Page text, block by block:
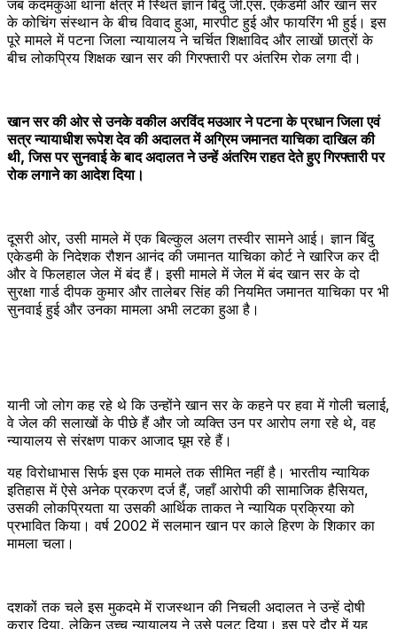
जब कदमकुआं थाना क्षेत्र में स्थित ज्ञान बिंदु जी.एस. एकेडमी और खान सर
के कोचिंग संस्थान के बीच विवाद हुआ, मारपीट हुई और फायरिंग भी हुई। इस
पूरे मामले में पटना जिला न्यायालय ने चर्चित शिक्षाविद और लाखों छात्रों के
बीच लोकप्रिय शिक्षक खान सर की गिरफ्तारी पर अंतरिम रोक लगा दी।
खान सर की ओर से उनके वकील अरविंद मउआर ने पटना के प्रधान जिला एवं
सत्र न्यायाधीश रूपेश देव की अदालत में अग्रिम जमानत याचिका दाखिल की
थी, जिस पर सुनवाई के बाद अदालत ने उन्हें अंतरिम राहत देते हुए गिरफ्तारी पर
रोक लगाने का आदेश दिया।
दूसरी ओर, उसी मामले में एक बिल्कुल अलग तस्वीर सामने आई। ज्ञान बिंदु
एकेडमी के निदेशक रौशन आनंद की जमानत याचिका कोर्ट ने खारिज कर दी
और वे फिलहाल जेल में बंद हैं। इसी मामले में जेल में बंद खान सर के दो
सुरक्षा गार्ड दीपक कुमार और तालेबर सिंह की नियमित जमानत याचिका पर भी
सुनवाई हुई और उनका मामला अभी लटका हुआ है।
यानी जो लोग कह रहे थे कि उन्होंने खान सर के कहने पर हवा में गोली चलाई,
वे जेल की सलाखों के पीछे हैं और जो व्यक्ति उन पर आरोप लगा रहे थे, वह
न्यायालय से संरक्षण पाकर आजाद घूम रहे हैं।
यह विरोधाभास सिर्फ इस एक मामले तक सीमित नहीं है। भारतीय न्यायिक
इतिहास में ऐसे अनेक प्रकरण दर्ज हैं, जहाँ आरोपी की सामाजिक हैसियत,
उसकी लोकप्रियता या उसकी आर्थिक ताकत ने न्यायिक प्रक्रिया को
प्रभावित किया। वर्ष 2002 में सलमान खान पर काले हिरण के शिकार का
मामला चला।
दशकों तक चले इस मुकदमे में राजस्थान की निचली अदालत ने उन्हें दोषी
करार दिया, लेकिन उच्च न्यायालय ने उसे पलट दिया। इस पूरे दौर में यह